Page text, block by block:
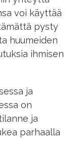
voi käyttää
pysty
huumeiden
ihmisen
ja
on
ja
parhaalla